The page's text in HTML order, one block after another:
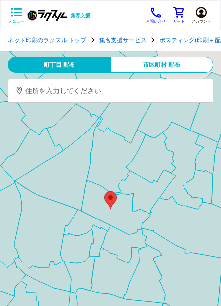
メニュー
集客支援
お問い合せ カート アカウント
テ
ン
グ
ネット印刷のラクスル トップ 集客支援サービス ポスティング(印刷＋
町丁目 配布 市区町村 配布
住所を入力してください